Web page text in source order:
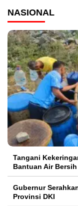
NASIONAL
Tangani
Bantuan Air
Gubernur
Provinsi DKI